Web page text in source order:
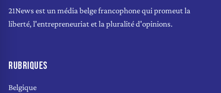
21News est un média belge francophone qui promeut la
liberté, l'entrepreneuriat et la pluralité d'opinions.
RUBRIQUES
Belgique